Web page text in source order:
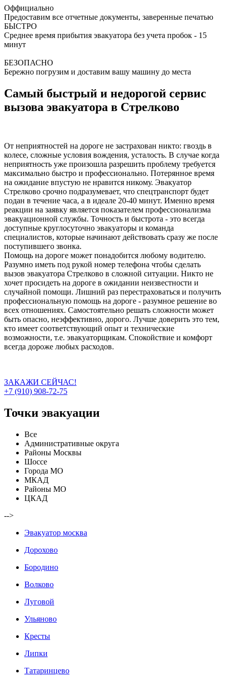
Оффициально
Предоставим все отчетные документы, заверенные печатью
БЫСТРО
Среднее время прибытия эвакуатора без учета пробок - 15
минут
БЕЗОПАСНО
Бережно погрузим и доставим вашу машину до места
Самый быстрый и недорогой сервис
вызова эвакуатора в Стрелково
От неприятностей на дороге не застрахован никто: гвоздь в
колесе, сложные условия вождения, усталость. В случае когда
неприятность уже произошла разрешить проблему требуется
максимально быстро и профессионально. Потерянное время
на ожидание впустую не нравится никому. Эвакуатор
Стрелково срочно подразумевает, что спецтранспорт будет
подан в течение часа, а в идеале 20-40 минут. Именно время
реакции на заявку является показателем профессионализма
эвакуационной службы. Точность и быстрота - это всегда
доступные круглосуточно эвакуаторы и команда
специалистов, которые начинают действовать сразу же после
поступившего звонка.
Помощь на дороге может понадобится любому водителю.
Разумно иметь под рукой номер телефона чтобы сделать
вызов эвакуатора Стрелково в сложной ситуации. Никто не
хочет просидеть на дороге в ожидании неизвестности и
случайной помощи. Лишний раз перестраховаться и получить
профессиональную помощь на дороге - разумное решение во
всех отношениях. Самостоятельно решать сложности может
быть опасно, неэффективно, дорого. Лучше доверить это тем,
кто имеет соответствующий опыт и технические
возможности, т.е. эвакуаторщикам. Спокойствие и комфорт
всегда дороже любых расходов.
ЗАКАЖИ СЕЙЧАС!
+7 (910) 908-72-75
Точки эвакуации
Все
Административные округа
Районы Москвы
Шоссе
Города МО
МКАД
Районы МО
ЦКАД
-->
Эвакуатор москва
Дорохово
Бородино
Волково
Луговой
Ульяново
Кресты
Липки
Татаринцево